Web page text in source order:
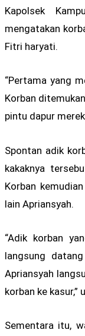
Kapolsek
mengatakan
Fitri haryati.
“Pertama yang
Korban
pintu dapur
Spontan adik
kakaknya
Korban
lain Apriansyah.
“Adik korban
langsung
Apriansyah
korban ke kasur,”
Sementara itu,